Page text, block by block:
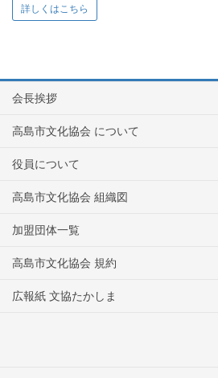
詳しくはこちら
会長挨拶
高島市文化協会 について
役員について
高島市文化協会 組織図
加盟団体一覧
高島市文化協会 規約
広報紙 文協たかしま